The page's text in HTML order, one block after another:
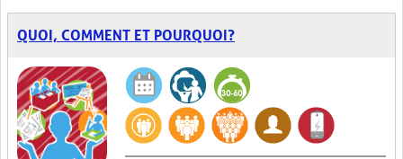
QUOI, COMMENT ET POURQUOI?